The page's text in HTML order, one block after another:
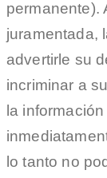
permanente).
juramentada,
advertirle su
incriminar a
la
lo tanto no